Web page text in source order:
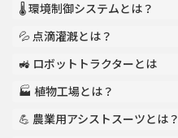
🌡️ 環境制御システムとは？
💦 点滴灌漑とは？
🚜 ロボットトラクターとは
🏭 植物工場とは？
💪 農業用アシストスーツとは？